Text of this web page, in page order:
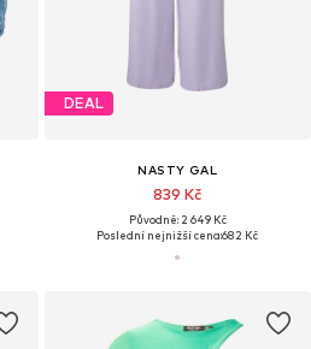
DEAL
NASTY GAL
839 Kč
Původně: 2 649 Kč
Poslední nejnižší cena:682 Kč